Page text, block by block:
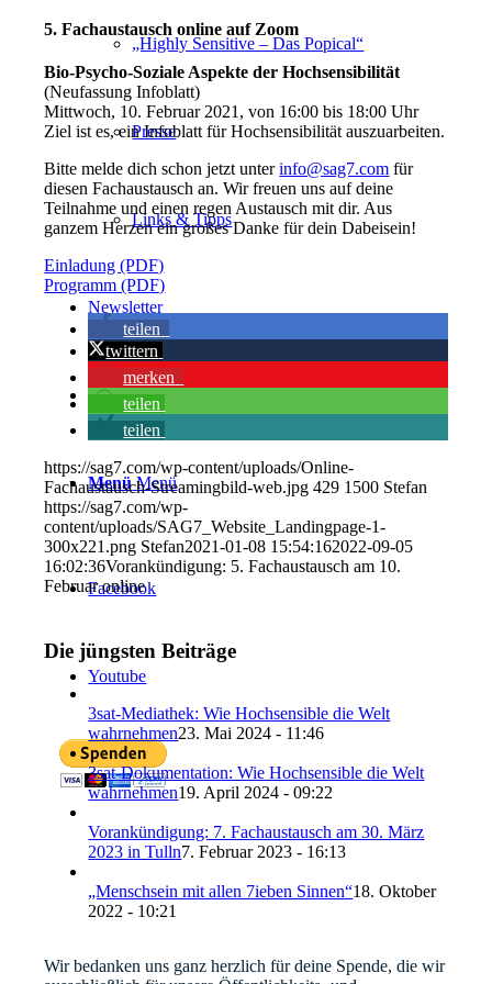
„Highly Sensitive – Das Popical“
Presse
Links & Tipps
Newsletter
Mitglied werden
Menü Menü
Facebook
Youtube
5. Fachaustausch online auf Zoom
Bio-Psycho-Soziale Aspekte der Hochsensibilität
(Neufassung Infoblatt)
Mittwoch, 10. Februar 2021, von 16:00 bis 18:00 Uhr
Ziel ist es, ein Infoblatt für Hochsensibilität auszuarbeiten.
Bitte melde dich schon jetzt unterinfo@sag7.com für
diesen Fachaustausch an. Wir freuen uns auf deine
Teilnahme und einen regen Austausch mit dir. Aus
ganzem Herzen ein großes Danke für dein Dabeisein!
Einladung (PDF)
Programm (PDF)
teilen
twittern
merken
teilen
teilen
https://sag7.com/wp-content/uploads/Online-
Fachaustausch-Streamingbild-web.jpg 429 1500 Stefan
https://sag7.com/wp-
content/uploads/SAG7_Website_Landingpage-1-
300x221.png Stefan2021-01-08 15:54:162022-09-05
16:02:36Vorankündigung: 5. Fachaustausch am 10.
Februar online
Die jüngsten Beiträge
3sat-Mediathek: Wie Hochsensible die Welt
wahrnehmen23. Mai 2024 - 11:46
3sat-Dokumentation: Wie Hochsensible die Welt
wahrnehmen19. April 2024 - 09:22
Vorankündigung: 7. Fachaustausch am 30. März
2023 in Tulln7. Februar 2023 - 16:13
„Menschsein mit allen 7ieben Sinnen“18. Oktober
2022 - 10:21
Wir bedanken uns ganz herzlich für deine Spende, die wir